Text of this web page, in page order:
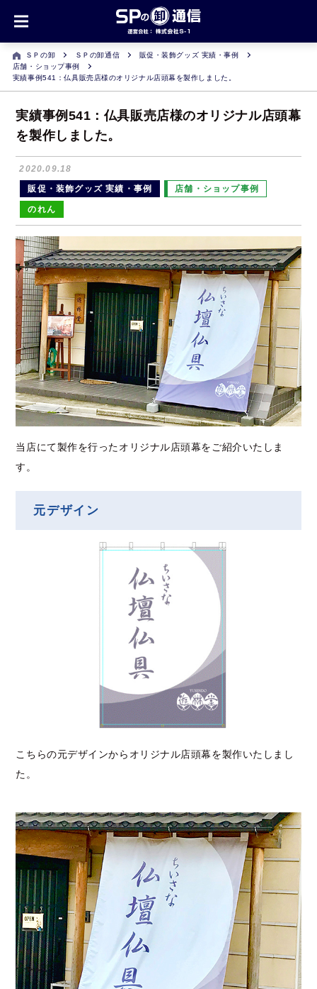
ＳＰの卸 ＳＰの卸通信
販促・装飾グッズ 実績・事例
店舗・ショップ事例
実績事例541：仏具販売店様のオリジナル店頭幕を製作しました。
実績事例541：仏具販売店様のオリジナル店頭幕
を製作しました。
2020.09.18
販促・装飾グッズ 実績・事例
店舗・ショップ事例
のれん
当店にて製作を行ったオリジナル店頭幕をご紹介いたしま
す。
元デザイン
こちらの元デザインからオリジナル店頭幕を製作いたしまし
た。